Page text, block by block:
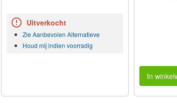
Uitverkocht
Zie Aanbevolen Alternatieve
Houd mij indien voorradig
In